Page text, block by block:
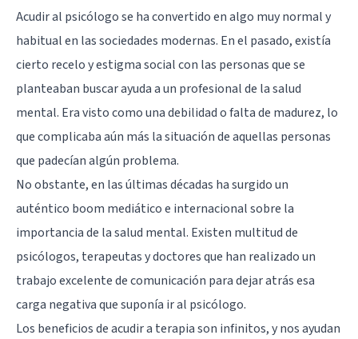
Acudir al psicólogo se ha convertido en algo muy normal y
habitual en las sociedades modernas. En el pasado, existía
cierto recelo y estigma social con las personas que se
planteaban buscar ayuda a un profesional de la salud
mental. Era visto como una debilidad o falta de madurez, lo
que complicaba aún más la situación de aquellas personas
que padecían algún problema.
No obstante, en las últimas décadas ha surgido un
auténtico boom mediático e internacional sobre la
importancia de la salud mental. Existen multitud de
psicólogos, terapeutas y doctores que han realizado un
trabajo excelente de comunicación para dejar atrás esa
carga negativa que suponía ir al psicólogo.
Los beneficios de acudir a terapia son infinitos, y nos ayudan